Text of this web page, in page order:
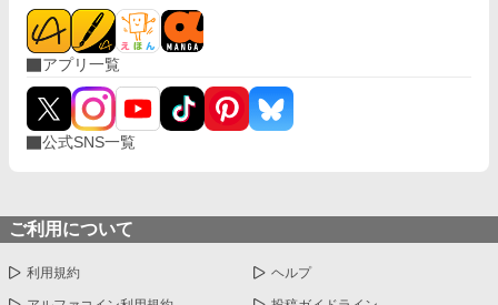
アプリ一覧
公式SNS一覧
ご利用について
利用規約 ヘルプ